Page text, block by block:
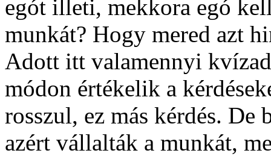
egót illeti, mekkora egó
munkát? Hogy mered azt
Adott itt valamennyi
módon értékelik a
rosszul, ez más kérdés.
azért vállalták a munkát,